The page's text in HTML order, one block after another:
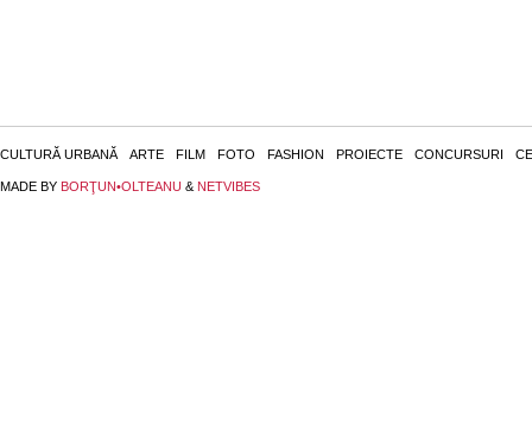
CULTURĂ URBANĂ ARTE FILM FOTO FASHION PROIECTE CONCURSURI
MADE BY BORŢUN•OLTEANU & NETVIBES